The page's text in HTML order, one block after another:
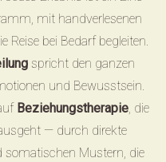
mit handverlesenen
Reise bei Bedarf begleiten.
spricht den ganzen
und Bewusstsein.
Beziehungstherapie, die
— durch direkte
somatischen Mustern, die